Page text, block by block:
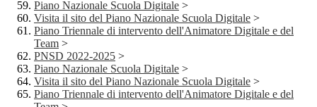
Piano Nazionale Scuola Digitale >
Visita il sito del Piano Nazionale Scuola Digitale >
Piano Triennale di intervento dell'Animatore Digitale e del
Team >
PNSD 2022-2025 >
Piano Nazionale Scuola Digitale >
Visita il sito del Piano Nazionale Scuola Digitale >
Piano Triennale di intervento dell'Animatore Digitale e del